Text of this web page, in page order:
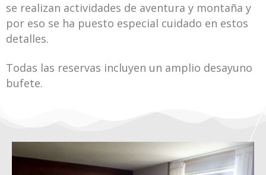
se realizan actividades de aventura y montaña y
por eso se ha puesto especial cuidado en estos
detalles.
Todas las reservas incluyen un amplio desayuno
bufete.